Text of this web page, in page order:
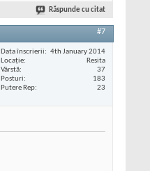
Răspunde cu citat
#7
Data înscrierii
4th January 2014
Locaţie
Resita
Vârstă
37
Posturi
183
Putere Rep
23